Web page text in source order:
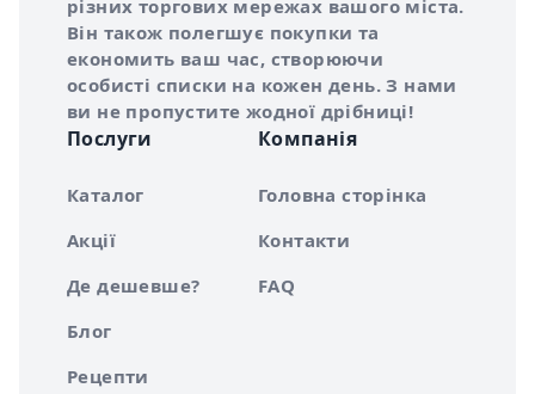
різних торгових мережах вашого міста.
Він також полегшує покупки та
економить ваш час, створюючи
особисті списки на кожен день. З нами
ви не пропустите жодної дрібниці!
Послуги
Каталог
Акції
Де дешевше?
Блог
Рецепти
Компанія
Головна сторінка
Контакти
FAQ